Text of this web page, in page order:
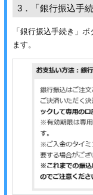
印刷
リーブ
3．「銀行振込手
「銀行振込手続き」
ます。